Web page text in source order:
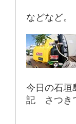
などなど。
今日の石垣
記 さつき